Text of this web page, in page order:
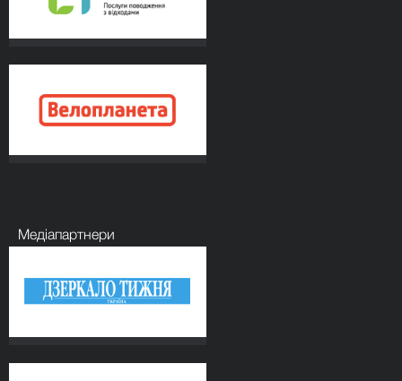
Медіапартнери